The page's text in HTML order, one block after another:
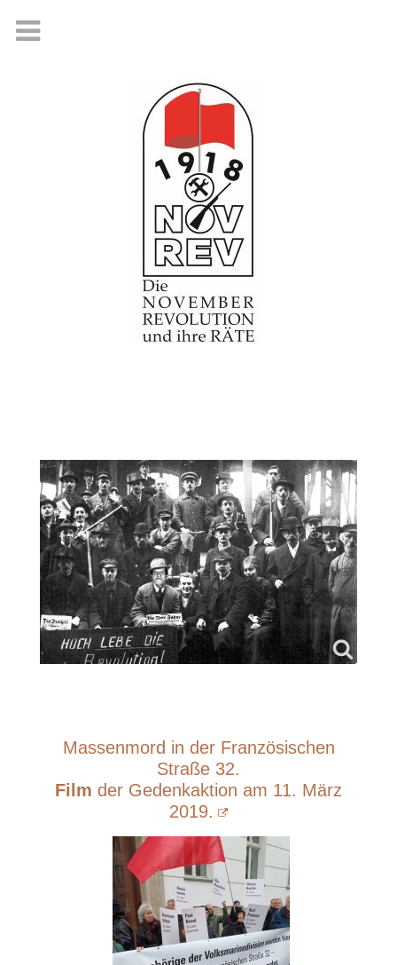
Massenmord in der Französischen
Straße 32.
Film der Gedenkaktion am 11. März
2019.